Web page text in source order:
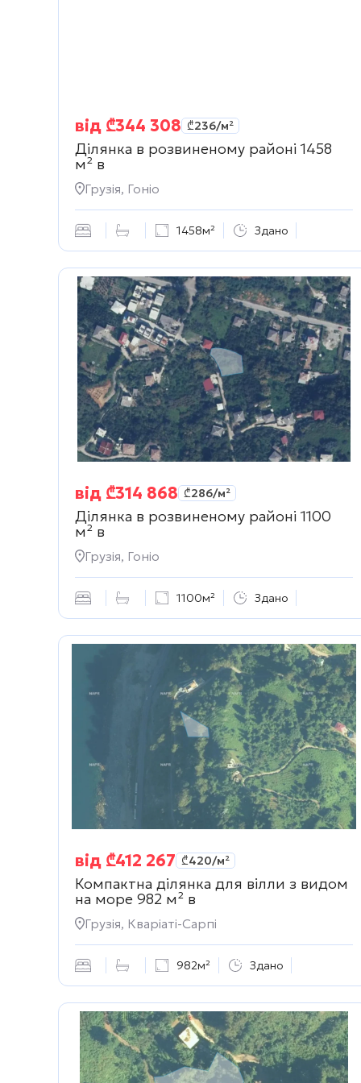
від ₾344 308 ₾236/м²
Ділянка в розвиненому районі 1458
м² в
Грузія, Гоніо
1458м² Здано
від ₾314 868 ₾286/м²
Ділянка в розвиненому районі 1100
м² в
Грузія, Гоніо
1100м² Здано
від ₾412 267 ₾420/м²
Компактна ділянка для вілли з видом
на море 982 м² в
Грузія, Кваріаті-Сарпі
982м² Здано